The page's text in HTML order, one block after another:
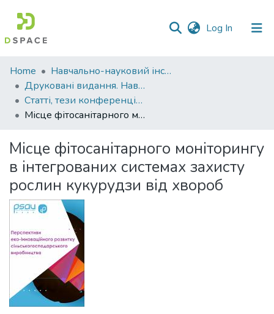
Log In (current)
Communities
&
Collections
All of DSpace
Statistics
Home
Навчально-науковий інститут агротехнологій, селекції та екології
Друковані видання. Навчально-науковий інститут агротехнологій, селекції та екології
Статті, тези конференцій. Навчально-науковий інститут агротехнологій, селекції та екології
Місце фітосанітарного моніторингу в інтегрованих системах захисту рослин кукурудзи від хвороб
Місце фітосанітарного моніторингу
в інтегрованих системах захисту
рослин кукурудзи від хвороб